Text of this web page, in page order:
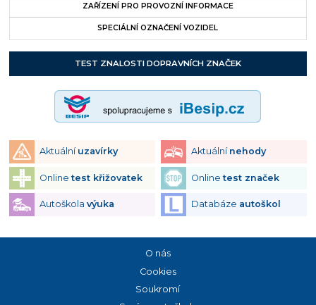
ZAŘÍZENÍ PRO PROVOZNÍ INFORMACE
SPECIÁLNÍ OZNAČENÍ VOZIDEL
TEST ZNALOSTI DOPRAVNÍCH ZNAČEK
Aktuální uzavírky Aktuální nehody
Onlinetest křižovatek Onlinetest značek
Autoškola výuka Databáze autoškol
O nás
Cookies
Soukromí